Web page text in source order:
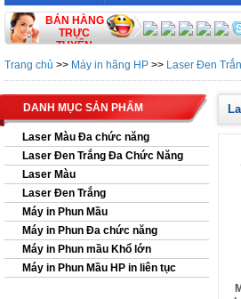
BÁN HÀNG
TRỰC
TUYẾN
Trang chủ >> Máy in hãng HP >> Laser Đen
DANH MỤC SẢN PHẨM
Laser Màu Đa chức năng
Laser Đen Trắng Đa Chức Năng
Laser Màu
Laser Đen Trắng
Máy in Phun Mầu
Máy in Phun Đa chức năng
Máy in Phun mầu Khổ lớn
Máy in Phun Mầu HP in liên tục